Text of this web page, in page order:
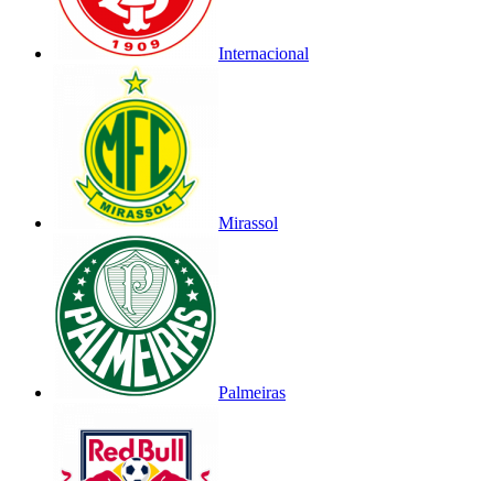
Internacional
Mirassol
Palmeiras